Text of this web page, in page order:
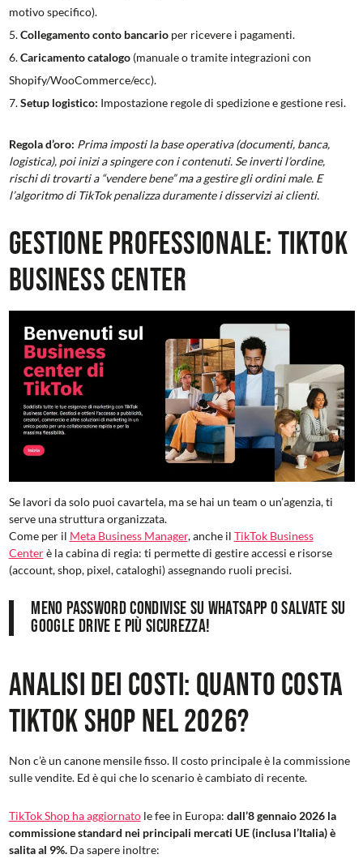
motivo specifico).
Collegamento conto bancarioper ricevere i pagamenti.
Caricamento catalogo(manuale o tramite integrazioni con
Shopify/WooCommerce/ecc).
Setup logistico: Impostazione regole di spedizione e gestione resi.
Regola d’oro: Prima imposti la base operativa (documenti, banca,
logistica), poi inizi a spingere con i contenuti. Se inverti l’ordine,
rischi di trovarti a “vendere bene” ma a gestire gli ordini male. E
l’algoritmo di TikTok penalizza duramente i disservizi ai clienti.
Gestione professionale: TikTok
Business Center
Se lavori da solo puoi cavartela, ma se hai un team o un’agenzia, ti
serve una struttura organizzata.
Come per il Meta Business Manager, anche il TikTok Business
Centerè la cabina di regia: ti permette di gestire accessi e risorse
(account, shop, pixel, cataloghi) assegnando ruoli precisi.
Meno password condivise su WhatsApp o salvate su
Google Drive e più sicurezza!
Analisi dei costi: Quanto costa
TikTok Shop nel 2026?
Non c’è un canone mensile fisso. Il costo principale è la commissione
sulle vendite. Ed è qui che lo scenario è cambiato di recente.
TikTok Shop ha aggiornatole fee in Europa: dall’8 gennaio 2026 la
commissione standard nei principali mercati UE (inclusa l’Italia) è
salita al 9%.Da sapere inoltre: